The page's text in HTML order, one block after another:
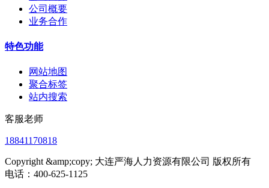
公司概要
业务合作
特色功能
网站地图
聚合标签
站内搜索
客服老师
18841170818
Copyright &amp;copy; 大连严海人力资源有限公司 版权所有
电话：400-625-1125